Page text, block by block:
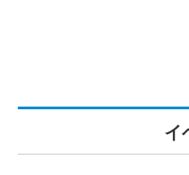
イ